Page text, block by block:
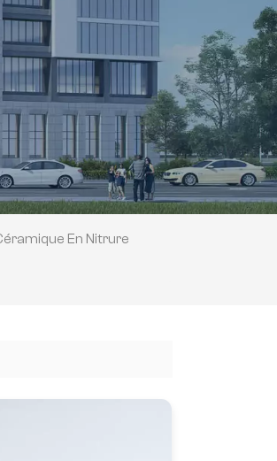
En Nitrure